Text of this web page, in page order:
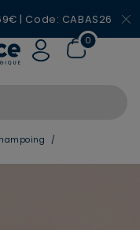
Code: CABAS26
0
/